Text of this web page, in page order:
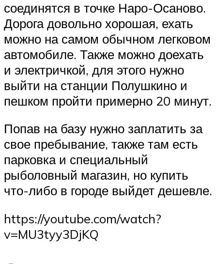
соединятся в точке Наро-Осаново.
Дорога довольно хорошая, ехать
можно на самом обычном легковом
автомобиле. Также можно доехать
и электричкой, для этого нужно
выйти на станции Полушкино и
пешком пройти примерно 20 минут.
Попав на базу нужно заплатить за
свое пребывание, также там есть
парковка и специальный
рыболовный магазин, но купить
что-либо в городе выйдет дешевле.
https://youtube.com/watch?
v=MU3tyy3DjKQ